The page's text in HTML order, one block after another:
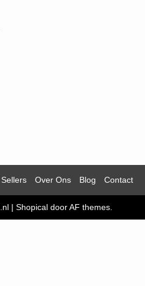
Over Ons Blog Contact
| Shopical door AF themes.